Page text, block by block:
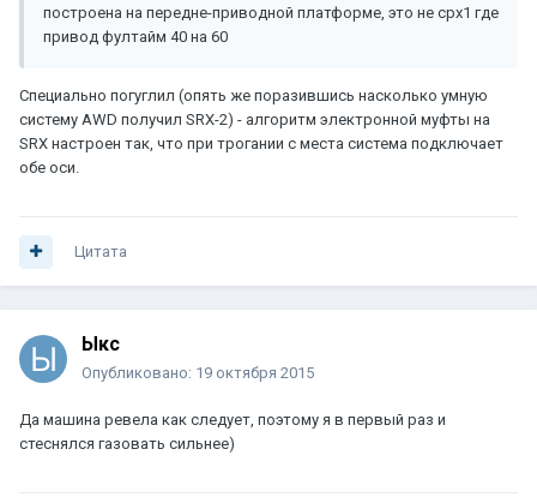
построена на передне-приводной платформе, это не срх1 где
привод фултайм 40 на 60
Специально погуглил (опять же поразившись насколько умную
систему AWD получил SRX-2) - алгоритм электронной муфты на
SRX настроен так, что при трогании с места система подключает
обе оси.
Цитата
Ыкс
Опубликовано: 19 октября 2015
Да машина ревела как следует, поэтому я в первый раз и
стеснялся газовать сильнее)